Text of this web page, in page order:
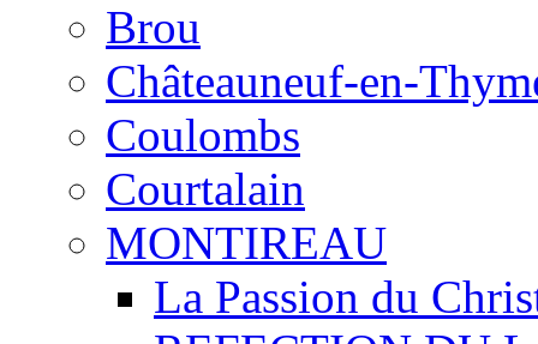
Brou
Châteauneuf-en-
Coulombs
Courtalain
MONTIREAU
La Passion du